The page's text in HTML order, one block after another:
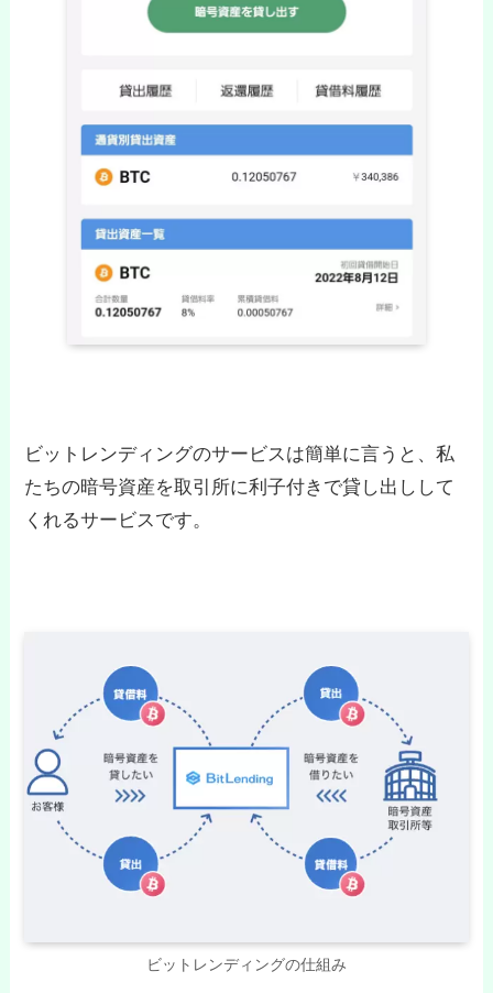
ビットレンディングのサービスは簡単に言うと、私
たちの暗号資産を取引所に利子付きで貸し出しして
くれるサービスです。
ビットレンディングの仕組み